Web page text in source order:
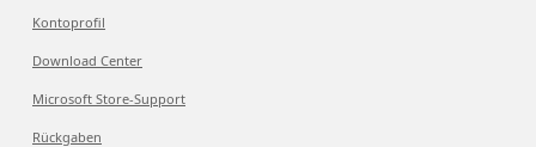
Kontoprofil
Download Center
Microsoft Store-Support
Rückgaben